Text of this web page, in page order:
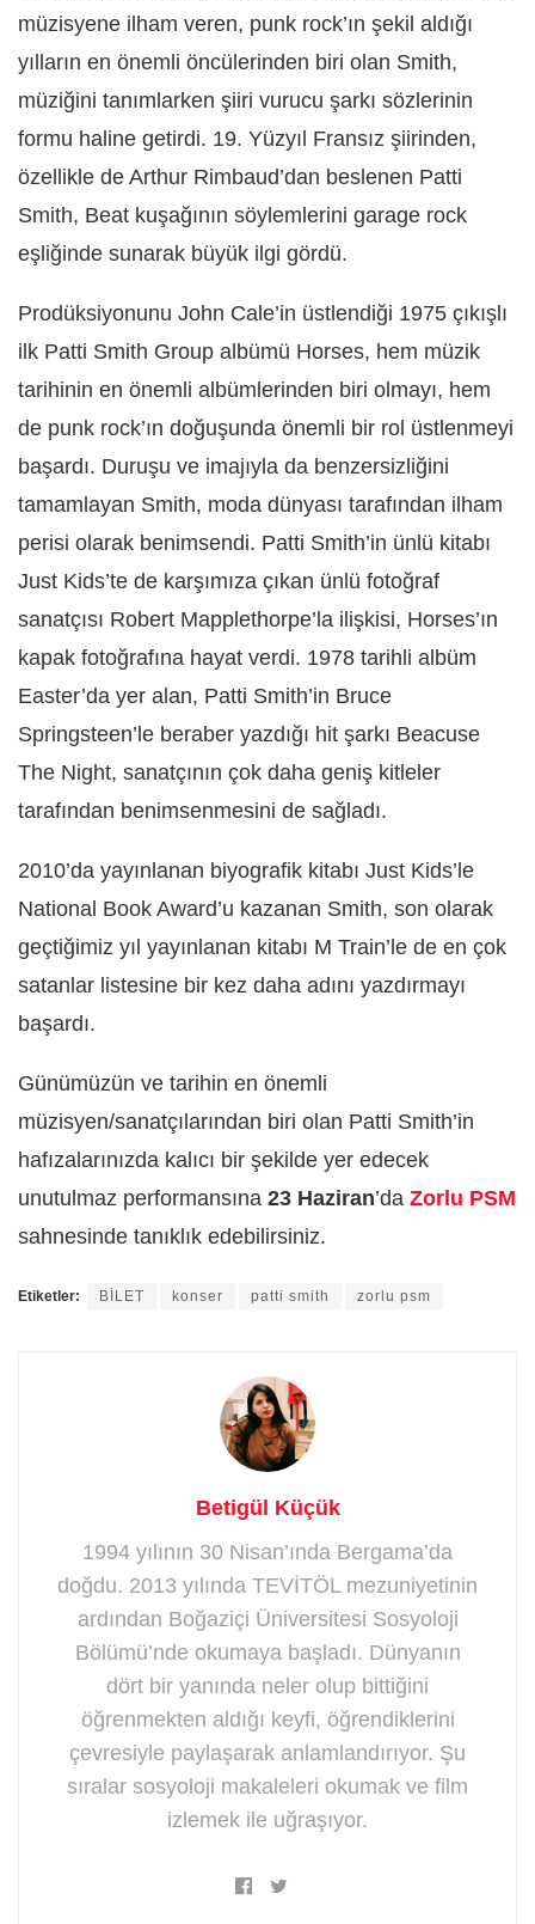
müzisyene ilham veren, punk rock’ın şekil aldığı
yılların en önemli öncülerinden biri olan Smith,
müziğini tanımlarken şiiri vurucu şarkı sözlerinin
formu haline getirdi. 19. Yüzyıl Fransız şiirinden,
özellikle de Arthur Rimbaud’dan beslenen Patti
Smith, Beat kuşağının söylemlerini garage rock
eşliğinde sunarak büyük ilgi gördü.
Prodüksiyonunu John Cale’in üstlendiği 1975 çıkışlı
ilk Patti Smith Group albümü Horses, hem müzik
tarihinin en önemli albümlerinden biri olmayı, hem
de punk rock’ın doğuşunda önemli bir rol üstlenmeyi
başardı. Duruşu ve imajıyla da benzersizliğini
tamamlayan Smith, moda dünyası tarafından ilham
perisi olarak benimsendi. Patti Smith’in ünlü kitabı
Just Kids’te de karşımıza çıkan ünlü fotoğraf
sanatçısı Robert Mapplethorpe’la ilişkisi, Horses’ın
kapak fotoğrafına hayat verdi. 1978 tarihli albüm
Easter’da yer alan, Patti Smith’in Bruce
Springsteen’le beraber yazdığı hit şarkı Beacuse
The Night, sanatçının çok daha geniş kitleler
tarafından benimsenmesini de sağladı.
2010’da yayınlanan biyografik kitabı Just Kids’le
National Book Award’u kazanan Smith, son olarak
geçtiğimiz yıl yayınlanan kitabı M Train’le de en çok
satanlar listesine bir kez daha adını yazdırmayı
başardı.
Günümüzün ve tarihin en önemli
müzisyen/sanatçılarından biri olan Patti Smith’in
hafızalarınızda kalıcı bir şekilde yer edecek
unutulmaz performansına 23 Haziran’da Zorlu PSM
sahnesinde tanıklık edebilirsiniz.
Etiketler: BİLET konser patti smith zorlu psm
Betigül Küçük
1994 yılının 30 Nisan’ında Bergama’da
doğdu. 2013 yılında TEVİTÖL mezuniyetinin
ardından Boğaziçi Üniversitesi Sosyoloji
Bölümü’nde okumaya başladı. Dünyanın
dört bir yanında neler olup bittiğini
öğrenmekten aldığı keyfi, öğrendiklerini
çevresiyle paylaşarak anlamlandırıyor. Şu
sıralar sosyoloji makaleleri okumak ve film
izlemek ile uğraşıyor.